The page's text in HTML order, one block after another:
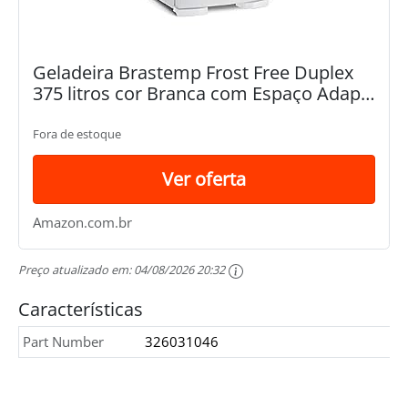
Geladeira Brastemp Frost Free Duplex
375 litros cor Branca com Espaço Adapt
Fora de estoque
Ver oferta
Amazon.com.br
Preço atualizado em:04/08/2026 20:32
Características
Part Number 326031046